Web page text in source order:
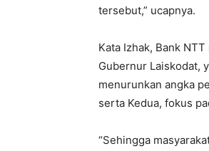
tersebut,” ucapnya.
Kata Izhak, Bank
Gubernur Laiskodat,
menurunkan angka
serta Kedua, fokus
“Sehingga